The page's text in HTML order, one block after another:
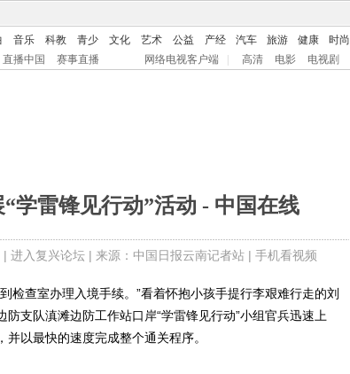
音乐 科教 青少 文化 艺术 公益 产经 汽车 旅游 健康 时尚
直播中国 赛事直播 网络电视客户端 高清 电影 电视剧
学雷锋见行动”活动 - 中国在线
| 进入复兴论坛| 来源：中国日报云南记者站 | 手机看视频
查室办理入境手续。”看着怀抱小孩手提行李艰难行走的刘
支队滇滩边防工作站口岸“学雷锋见行动”小组官兵迅速上
以最快的速度完成整个通关程序。